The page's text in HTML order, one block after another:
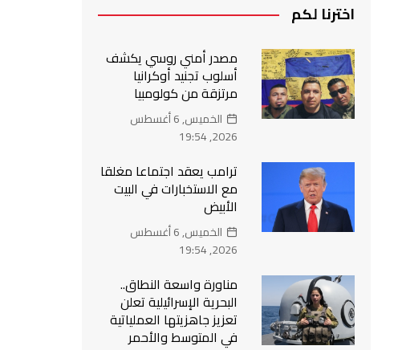
اخترنا لكم
مصدر أمني روسي يكشف
أسلوب تجنيد أوكرانيا
مرتزقة من كولومبيا
الخميس, 6 أغسطس
2026, 19:54
ترامب يعقد اجتماعا مغلقا
مع الاستخبارات في البيت
الأبيض
الخميس, 6 أغسطس
2026, 19:54
مناورة واسعة النطاق..
البحرية الإسرائيلية تعلن
تعزيز جاهزيتها العملياتية
في المتوسط والأحمر